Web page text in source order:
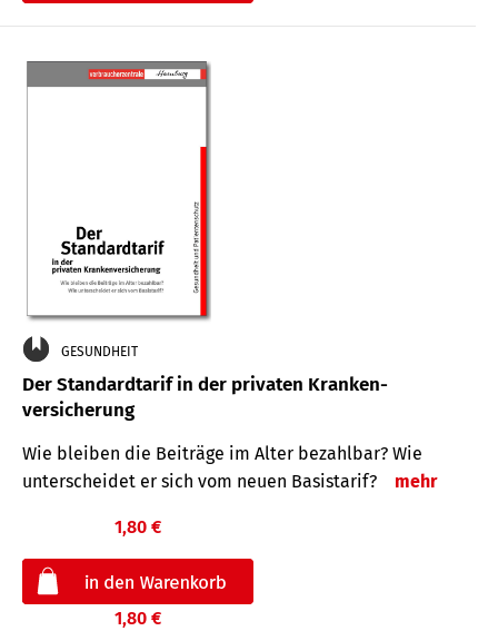
GESUNDHEIT
Der Standard­tarif in der privaten Kranken­
versicherung
Wie bleiben die Beiträge im Alter bezahlbar? Wie
unterscheidet er sich vom neuen Basistarif?
mehr
1,80 €
1,80 €